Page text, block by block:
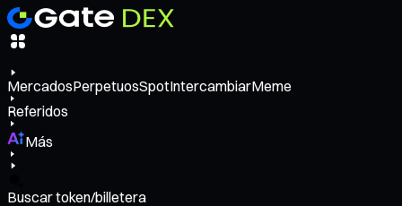
MercadosPerpetuosSpotIntercambiarMeme
Referidos
Más
Buscar token/billetera